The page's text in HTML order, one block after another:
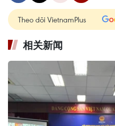
Theo dõi VietnamPlus
相关新闻